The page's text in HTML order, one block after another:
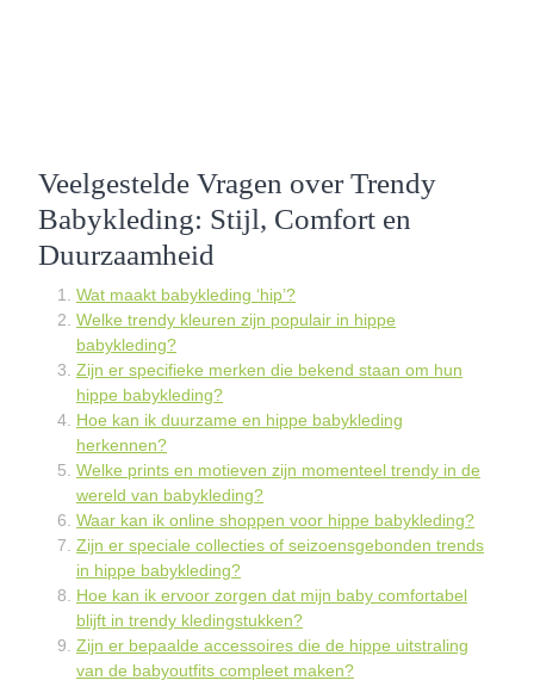
Veelgestelde Vragen over Trendy
Babykleding: Stijl, Comfort en
Duurzaamheid
Wat maakt babykleding ‘hip’?
Welke trendy kleuren zijn populair in hippe
babykleding?
Zijn er specifieke merken die bekend staan om hun
hippe babykleding?
Hoe kan ik duurzame en hippe babykleding
herkennen?
Welke prints en motieven zijn momenteel trendy in de
wereld van babykleding?
Waar kan ik online shoppen voor hippe babykleding?
Zijn er speciale collecties of seizoensgebonden trends
in hippe babykleding?
Hoe kan ik ervoor zorgen dat mijn baby comfortabel
blijft in trendy kledingstukken?
Zijn er bepaalde accessoires die de hippe uitstraling
van de babyoutfits compleet maken?